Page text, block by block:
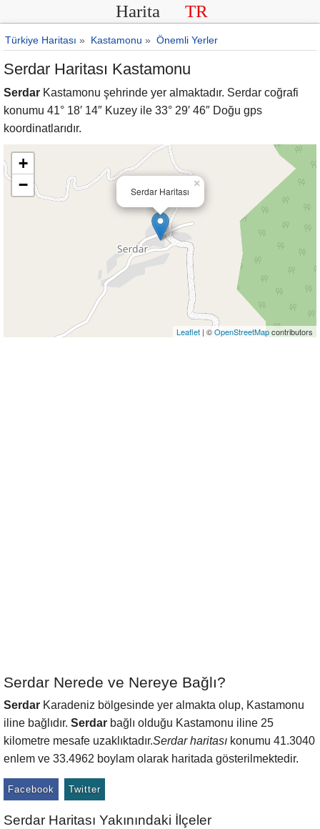
Harita TR
Türkiye Haritası » Kastamonu » Önemli Yerler
Serdar Haritası Kastamonu
Serdar Kastamonu şehrinde yer almaktadır. Serdar coğrafi
konumu 41° 18′ 14″ Kuzey ile 33° 29′ 46″ Doğu gps
koordinatlarıdır.
Serdar Haritası
×
+
−
Leaflet | ©OpenStreetMapcontributors
Serdar Nerede ve Nereye Bağlı?
Serdar Karadeniz bölgesinde yer almakta olup, Kastamonu
iline bağlıdır. Serdar bağlı olduğu Kastamonu iline 25
kilometre mesafe uzaklıktadır.Serdar haritası konumu 41.3040
enlem ve 33.4962 boylam olarak haritada gösterilmektedir.
Facebook Twitter
Serdar Haritası Yakınındaki İlçeler